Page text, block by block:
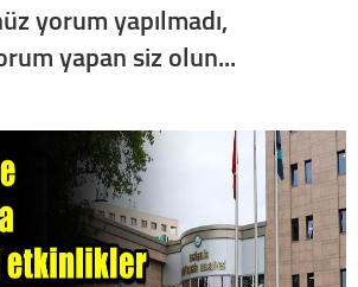
yorum yapılmadı,
yapan siz olun...